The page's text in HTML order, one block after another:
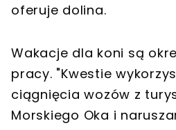
oferuje dolina.
Wakacje dla koni są
pracy. "Kwestie
ciągnięcia wozów z
Morskiego Oka i